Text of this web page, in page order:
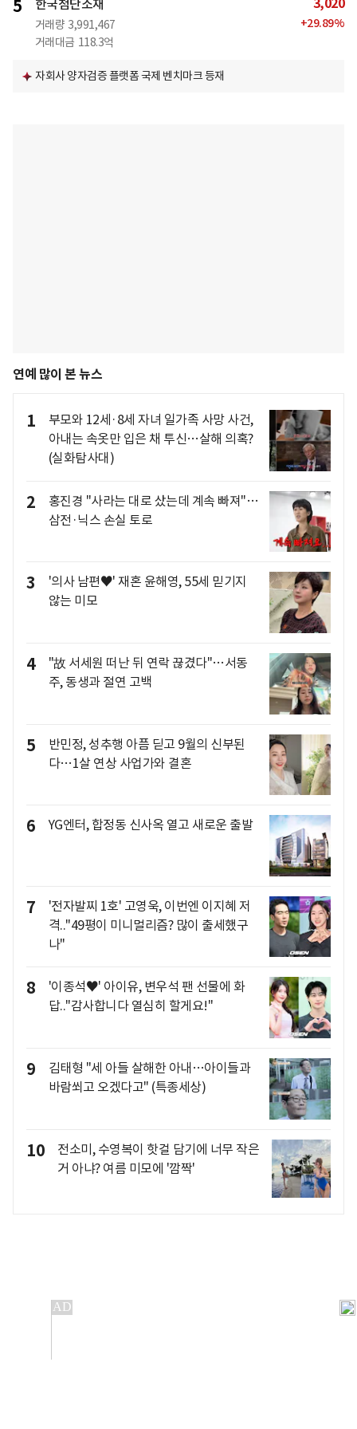
5 한국첨단소재
거래량 3,991,467
거래대금 118.3억
3,020
+29.89%
자회사 양자검증 플랫폼 국제 벤치마크 등재
연예 많이 본 뉴스
1
부모와 12세·8세 자녀 일가족 사망 사건,
아내는 속옷만 입은 채 투신…살해 의혹?
(실화탐사대)
2
홍진경 "사라는 대로 샀는데 계속 빠져"…
삼전·닉스 손실 토로
3
'의사 남편♥' 재혼 윤해영, 55세 믿기지
않는 미모
4
"故 서세원 떠난 뒤 연락 끊겼다"…서동
주, 동생과 절연 고백
5
반민정, 성추행 아픔 딛고 9월의 신부된
다…1살 연상 사업가와 결혼
6 YG엔터, 합정동 신사옥 열고 새로운 출발
7
'전자발찌 1호' 고영욱, 이번엔 이지혜 저
격.."49평이 미니멀리즘? 많이 출세했구
나"
8
'이종석♥' 아이유, 변우석 팬 선물에 화
답.."감사합니다 열심히 할게요!"
9
김태형 "세 아들 살해한 아내…아이들과
바람쐬고 오겠다고" (특종세상)
10
전소미, 수영복이 핫걸 담기에 너무 작은
거 아냐? 여름 미모에 '깜짝'